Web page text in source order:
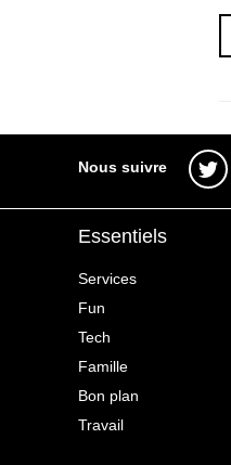
Nous suivre
Essentiels
Services
Fun
Tech
Famille
Bon plan
Travail